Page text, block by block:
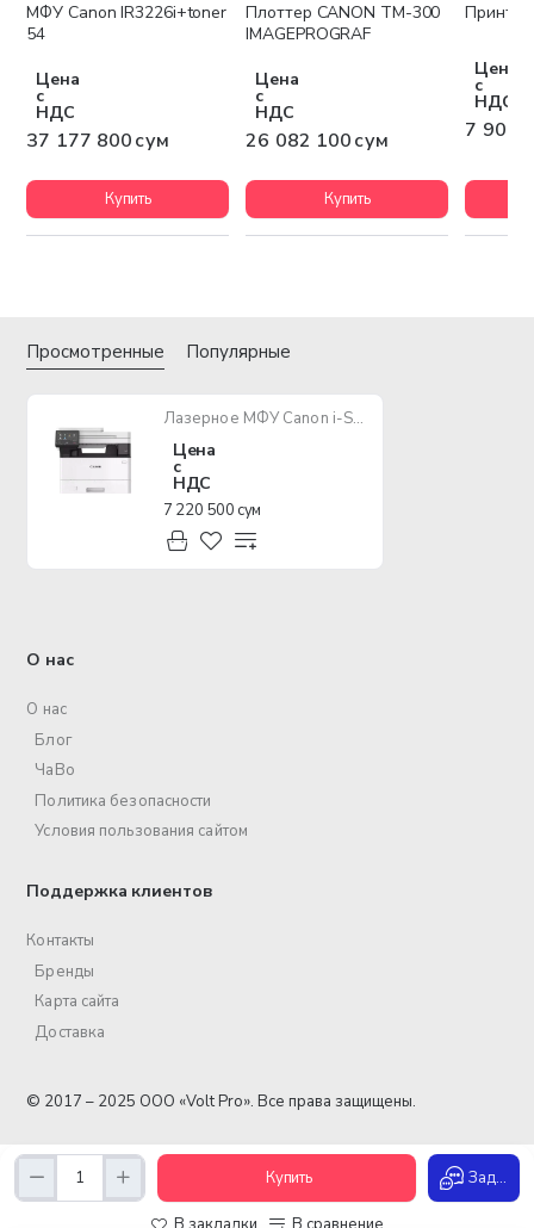
Купить Задать вопрос
Бесплатная доставка
МФУ Canon IR3226i+toner
54
Цена
с
НДС
37 177 800 сум
Купить
Бесплатная доставка
Плоттер CANON TM-300
IMAGEPROGRAF
Цена
с
НДС
26 082 100 сум
Купить
Цена
с
НДС
7 909
Просмотренные Популярные
Лазерное МФУ Canon i-Sensys MF463dw
Цена
с
НДС
7 220 500 сум
О нас
О нас
Блог
ЧаВо
Политика безопасности
Условия пользования сайтом
Поддержка клиентов
Контакты
Бренды
Карта сайта
Доставка
© 2017 – 2025 ООО «Volt Pro». Все права защищены.